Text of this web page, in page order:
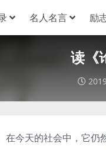
名人名言 励
读《
在今天的社会中，它仍